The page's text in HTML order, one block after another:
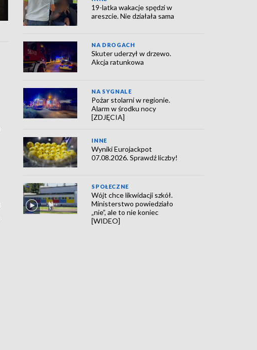
19-latka wakacje spędzi w
areszcie. Nie działała sama
NA DROGACH
Skuter uderzył w drzewo.
Akcja ratunkowa
NA SYGNALE
Pożar stolarni w regionie.
Alarm w środku nocy
[ZDJĘCIA]
INNE
Wyniki Eurojackpot
07.08.2026. Sprawdź liczby!
SPOŁECZNE
Wójt chce likwidacji szkół.
Ministerstwo powiedziało
„nie”, ale to nie koniec
[WIDEO]